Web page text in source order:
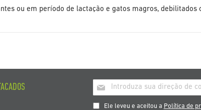
ou em período de lactação e gatos magros, debilitados
Inscrição
a
nossoEle leveu e aceitou a Política de